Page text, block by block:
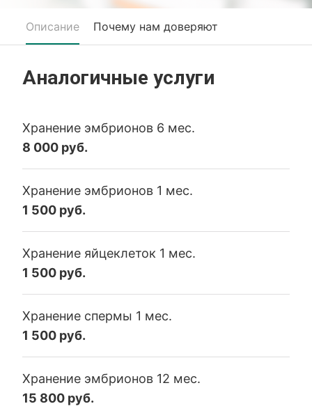
Описание Почему нам доверяют
Аналогичные услуги
Хранение эмбрионов 6 мес.
8 000 руб.
Хранение эмбрионов 1 мес.
1 500 руб.
Хранение яйцеклеток 1 мес.
1 500 руб.
Хранение спермы 1 мес.
1 500 руб.
Хранение эмбрионов 12 мес.
15 800 руб.